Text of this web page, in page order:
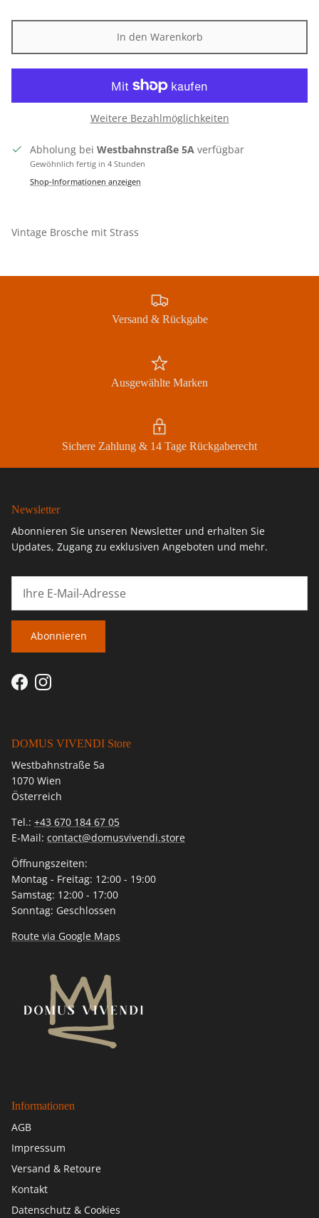
In den Warenkorb
Weitere Bezahlmöglichkeiten
Abholung bei Westbahnstraße 5A verfügbar
Gewöhnlich fertig in 4 Stunden
Shop-Informationen anzeigen
Vintage Brosche mit Strass
Versand & Rückgabe
Ausgewählte Marken
Sichere Zahlung & 14 Tage Rückgaberecht
Newsletter
Abonnieren Sie unseren Newsletter und erhalten Sie
Updates, Zugang zu exklusiven Angeboten und mehr.
Abonnieren
FacebookInstagram
DOMUS VIVENDI Store
Westbahnstraße 5a
1070 Wien
Österreich
Tel.: +43 670 184 67 05
E-Mail: contact@domusvivendi.store
Öffnungszeiten:
Montag - Freitag: 12:00 - 19:00
Samstag: 12:00 - 17:00
Sonntag: Geschlossen
Route via Google Maps
Informationen
AGB
Impressum
Versand & Retoure
Kontakt
Datenschutz & Cookies
Jetzt Newsletter abonnieren und exklusive Angebote
erhalten